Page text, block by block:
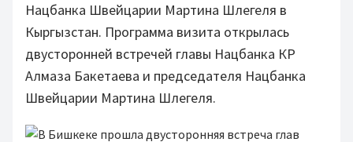
Нацбанка Швейцарии Мартина Шлегеля в
Кыргызстан. Программа визита открылась
двусторонней встречей главы Нацбанка КР
Алмаза Бакетаева и председателя Нацбанка
Швейцарии Мартина Шлегеля.